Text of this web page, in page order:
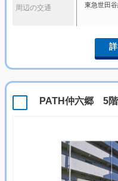
周辺の交通
東急世田
PATH仲六郷 5階